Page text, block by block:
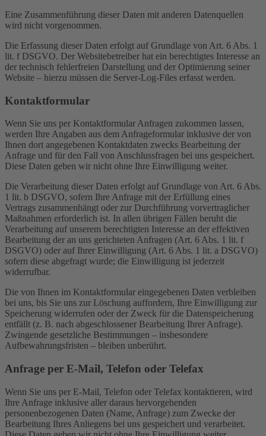
Eine Zusammenführung dieser Daten mit anderen Datenquellen
wird nicht vorgenommen.
Die Erfassung dieser Daten erfolgt auf Grundlage von Art. 6 Abs. 1
lit. f DSGVO. Der Websitebetreiber hat ein berechtigtes Interesse an
der technisch fehlerfreien Darstellung und der Optimierung seiner
Website – hierzu müssen die Server-Log-Files erfasst werden.
Kontaktformular
Wenn Sie uns per Kontaktformular Anfragen zukommen lassen,
werden Ihre Angaben aus dem Anfrageformular inklusive der von
Ihnen dort angegebenen Kontaktdaten zwecks Bearbeitung der
Anfrage und für den Fall von Anschlussfragen bei uns gespeichert.
Diese Daten geben wir nicht ohne Ihre Einwilligung weiter.
Die Verarbeitung dieser Daten erfolgt auf Grundlage von Art. 6 Abs.
1 lit. b DSGVO, sofern Ihre Anfrage mit der Erfüllung eines
Vertrags zusammenhängt oder zur Durchführung vorvertraglicher
Maßnahmen erforderlich ist. In allen übrigen Fällen beruht die
Verarbeitung auf unserem berechtigten Interesse an der effektiven
Bearbeitung der an uns gerichteten Anfragen (Art. 6 Abs. 1 lit. f
DSGVO) oder auf Ihrer Einwilligung (Art. 6 Abs. 1 lit. a DSGVO)
sofern diese abgefragt wurde; die Einwilligung ist jederzeit
widerrufbar.
Die von Ihnen im Kontaktformular eingegebenen Daten verbleiben
bei uns, bis Sie uns zur Löschung auffordern, Ihre Einwilligung zur
Speicherung widerrufen oder der Zweck für die Datenspeicherung
entfällt (z. B. nach abgeschlossener Bearbeitung Ihrer Anfrage).
Zwingende gesetzliche Bestimmungen – insbesondere
Aufbewahrungsfristen – bleiben unberührt.
Anfrage per E-Mail, Telefon oder Telefax
Wenn Sie uns per E-Mail, Telefon oder Telefax kontaktieren, wird
Ihre Anfrage inklusive aller daraus hervorgehenden
personenbezogenen Daten (Name, Anfrage) zum Zwecke der
Bearbeitung Ihres Anliegens bei uns gespeichert und verarbeitet.